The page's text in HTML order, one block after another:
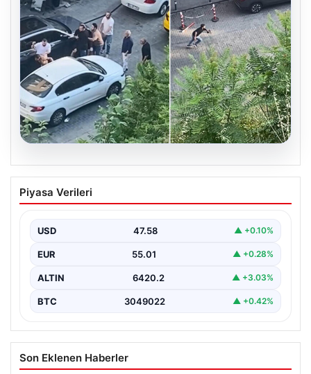
Beyoğlu’nda çıplak adam paniği.
Motosikletin önüne atladı, döve döve
{“title”: “Beyoğlu’nda Çıplak Adamın Panik Yaratan
yaşanan…
Piyasa Verileri
USD 47.58 ▲ +0.10%
EUR 55.01 ▲ +0.28%
ALTIN 6420.2 ▲ +3.03%
BTC 3049022 ▲ +0.42%
Son Eklenen Haberler